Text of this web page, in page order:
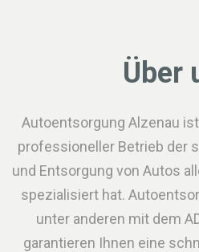
Über
Autoentsorgung Alzenau
professioneller Betrieb der
und Entsorgung von Autos
spezialisiert hat.
unter anderen mit dem
garantieren Ihnen eine